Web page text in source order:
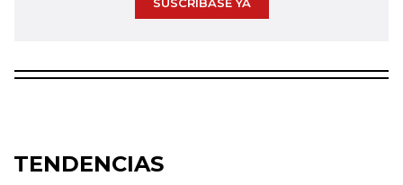
TENDENCIAS